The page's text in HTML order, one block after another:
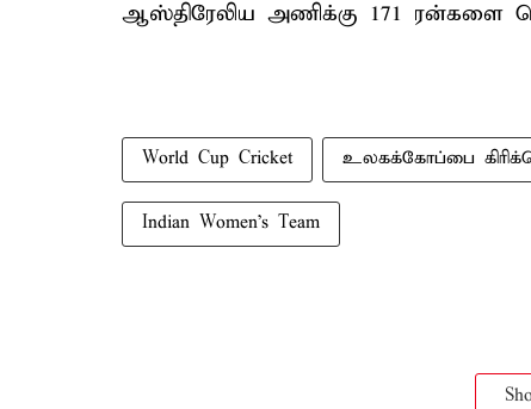
ஆஸ்திரேலிய அணிக்கு 171 ரன்களை
World Cup Cricket உலகக்கோப்பை
Indian Women's Team